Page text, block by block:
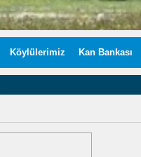
Köylülerimiz Kan Bankası